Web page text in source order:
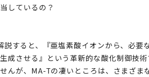
しているの？
説すると、『亜塩素酸イオンから、必要
成させる』という革新的な酸化制御技
んが、MA-Tの凄いところは、さまざま